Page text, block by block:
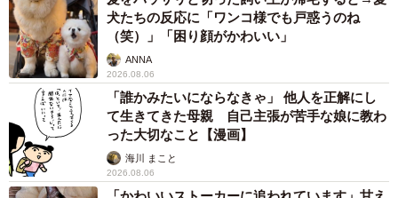
「誰かみたいにならなきゃ」 他人を正解にし
て生きてきた母親 自己主張が苦手な娘に教わ
った大切なこと【漫画】
海川 まこと
2026.08.06
「かわいいストーカーに追われています」甘え
ん坊な元保護猫 最後は飼い主にダイブする姿
に「間違いなく犬」「完全に親子」と反響
梨木 香奈
2026.08.06